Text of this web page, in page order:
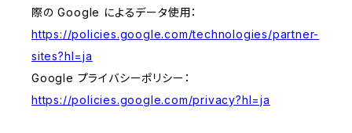
際の Google によるデータ使用：
https://policies.google.com/technologies/partner-
sites?hl=ja
Google プライバシーポリシー：
https://policies.google.com/privacy?hl=ja